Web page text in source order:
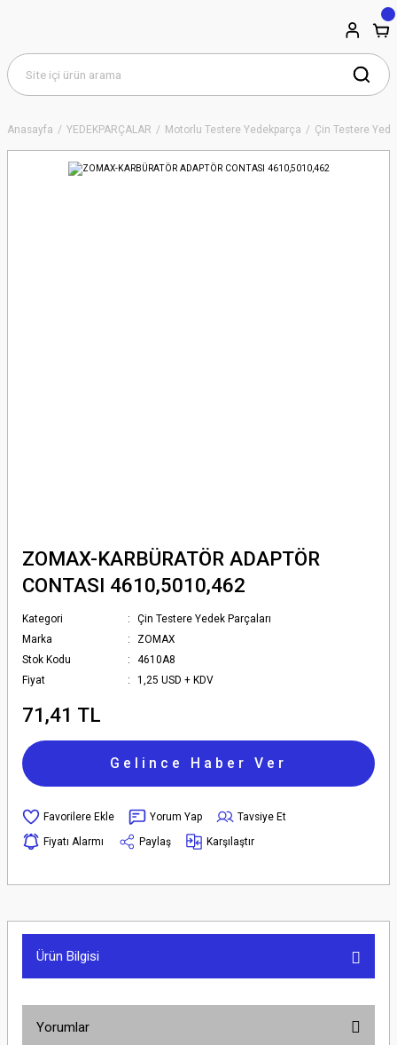
Anasayfa YEDEKPARÇALAR Motorlu Testere Yedekparça Çin Testere
ZOMAX-KARBÜRATÖR ADAPTÖR
CONTASI 4610,5010,462
Kategori
Çin Testere Yedek Parçaları
Marka
ZOMAX
Stok Kodu
4610A8
Fiyat
1,25 USD + KDV
71,41 TL
Gelince Haber Ver
Yorum Yap
Tavsiye Et
Fiyatı Alarmı
Paylaş Karşılaştır
Ürün Bilgisi
Yorumlar